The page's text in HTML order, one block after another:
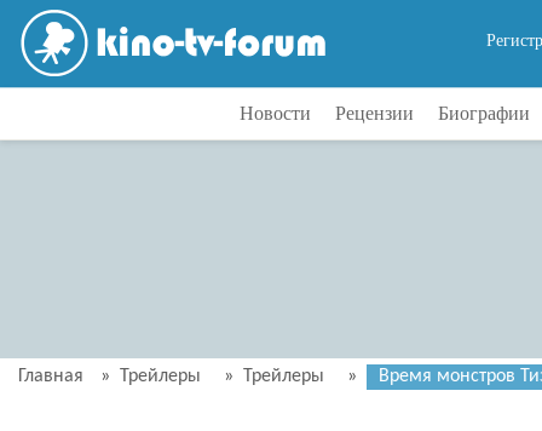
Новости Рецензии Биографии
Главная » Трейлеры » Трейлеры » Время монстров